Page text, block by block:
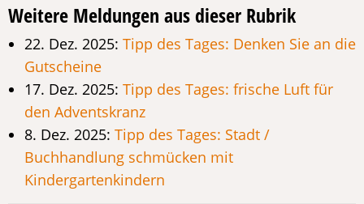
Weitere Meldungen aus dieser Rubrik
22. Dez. 2025: Tipp des Tages: Denken Sie an die
Gutscheine
17. Dez. 2025: Tipp des Tages: frische Luft für
den Adventskranz
8. Dez. 2025: Tipp des Tages: Stadt /
Buchhandlung schmücken mit
Kindergartenkindern